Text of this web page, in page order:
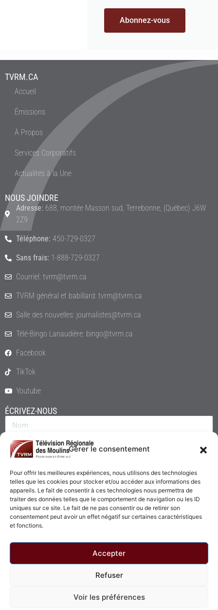
Gérer le consentement
Pour offrir les meilleures expériences, nous utilisons des technologies
telles que les cookies pour stocker et/ou accéder aux informations des
appareils. Le fait de consentir à ces technologies nous permettra de
traiter des données telles que le comportement de navigation ou les ID
uniques sur ce site. Le fait de ne pas consentir ou de retirer son
consentement peut avoir un effet négatif sur certaines caractéristiques
et fonctions.
Accepter
Refuser
Voir les préférences
Abonnez-vous
TVRM.CA
Accueil
Émissions
À Propos
Services Corporatifs
Actualités à la Une
NOUS JOINDRE
Adresse: 688, montée Masson sud, Terrebonne, (Québec) J6W
2Z9
Téléphone: 450-729-0327
Sans frais: 1-888-729-0327
Courriel: tvrm@tvrm.ca
TVRM général et babillard: tvrm@tvrm.ca
Salle des nouvelles: journalistes@tvrm.ca
Télé-Bingo Lanaudière: bingo@tvrm.ca
Facebook
TikTok
Youtube
ÉCRIVEZ-NOUS
© 2026 - Télévision Régionale des Moulins. Tous droits réservés.